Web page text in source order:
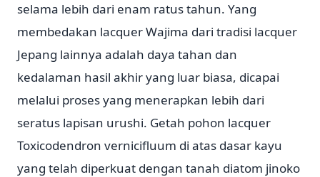
selama lebih dari enam ratus tahun. Yang
membedakan lacquer Wajima dari tradisi lacquer
Jepang lainnya adalah daya tahan dan
kedalaman hasil akhir yang luar biasa, dicapai
melalui proses yang menerapkan lebih dari
seratus lapisan urushi. Getah pohon lacquer
Toxicodendron vernicifluum di atas dasar kayu
yang telah diperkuat dengan tanah diatom jinoko